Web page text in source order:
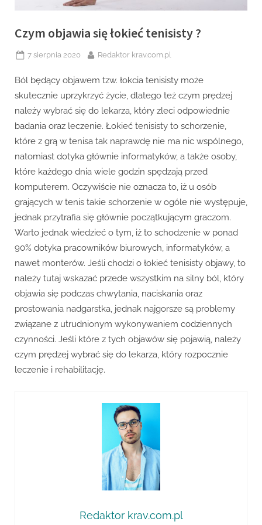
Czym objawia się łokieć tenisisty ?
Posted
7 sierpnia 2020 By
Redaktor krav.com.pl
Ból będący objawem tzw. łokcia tenisisty może
skutecznie uprzykrzyć życie, dlatego też czym prędzej
należy wybrać się do lekarza, który zleci odpowiednie
badania oraz leczenie. Łokieć tenisisty to schorzenie,
które z grą w tenisa tak naprawdę nie ma nic wspólnego,
natomiast dotyka głównie informatyków, a także osoby,
które każdego dnia wiele godzin spędzają przed
komputerem. Oczywiście nie oznacza to, iż u osób
grających w tenis takie schorzenie w ogóle nie występuje,
jednak przytrafia się głównie początkującym graczom.
Warto jednak wiedzieć o tym, iż to schodzenie w ponad
90% dotyka pracowników biurowych, informatyków, a
nawet monterów. Jeśli chodzi o łokieć tenisisty objawy, to
należy tutaj wskazać przede wszystkim na silny ból, który
objawia się podczas chwytania, naciskania oraz
prostowania nadgarstka, jednak najgorsze są problemy
związane z utrudnionym wykonywaniem codziennych
czynności. Jeśli które z tych objawów się pojawią, należy
czym prędzej wybrać się do lekarza, który rozpocznie
leczenie i rehabilitację.
Redaktor krav.com.pl